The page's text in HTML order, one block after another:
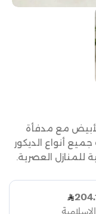
مع مدفأة
أنواع الديكور
للمنازل العصرية.